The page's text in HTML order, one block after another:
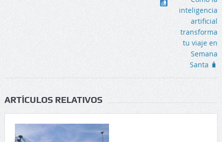
ARTÍCULOS RELATIVOS